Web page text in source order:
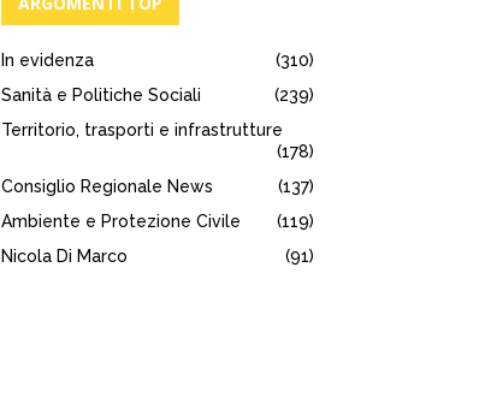
In evidenza
(310)
Sanità e Politiche Sociali
(239)
Territorio, trasporti e infrastrutture
(178)
Consiglio Regionale News
(137)
Ambiente e Protezione Civile
(119)
Nicola Di Marco
(91)